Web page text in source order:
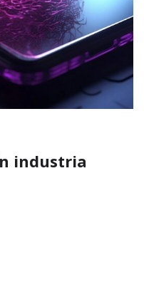
industria